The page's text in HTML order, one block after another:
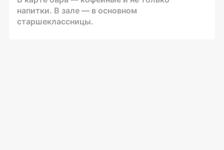
напитки. В зале — в основном
старшеклассницы.